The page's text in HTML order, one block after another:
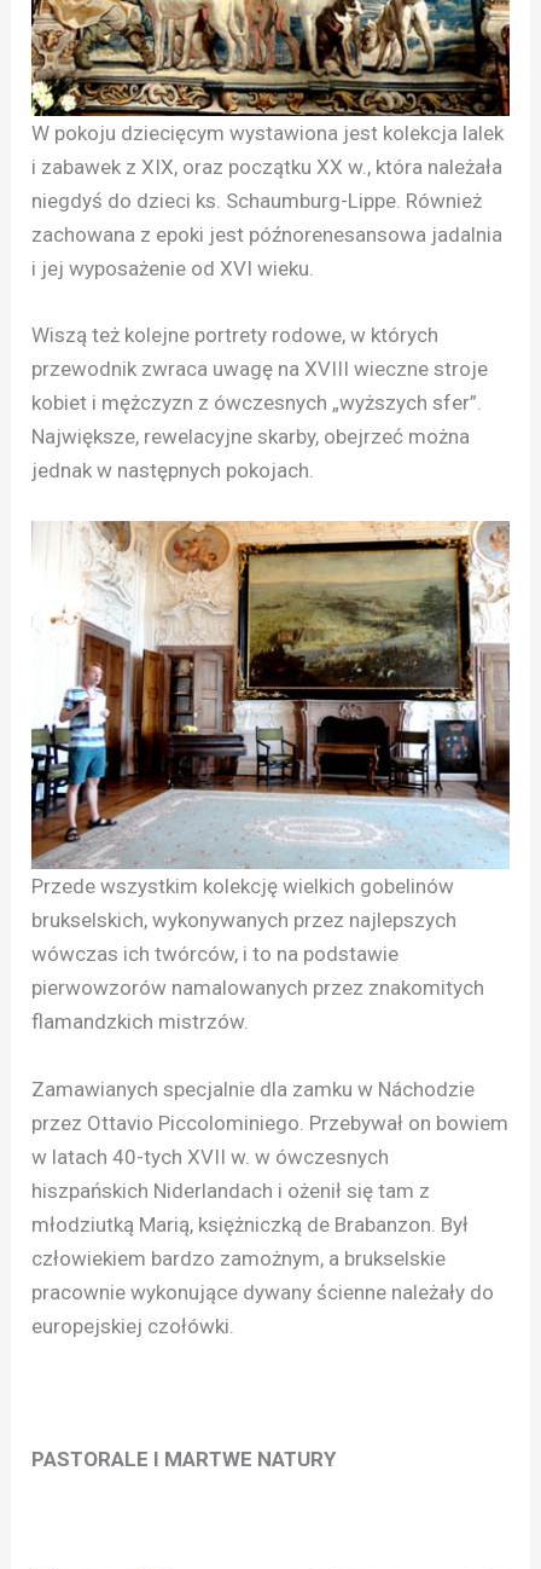
W pokoju dziecięcym wystawiona jest kolekcja lalek
i zabawek z XIX, oraz początku XX w., która należała
niegdyś do dzieci ks. Schaumburg-Lippe. Również
zachowana z epoki jest późnorenesansowa jadalnia
i jej wyposażenie od XVI wieku.
Wiszą też kolejne portrety rodowe, w których
przewodnik zwraca uwagę na XVIII wieczne stroje
kobiet i mężczyzn z ówczesnych „wyższych sfer”.
Największe, rewelacyjne skarby, obejrzeć można
jednak w następnych pokojach.
Przede wszystkim kolekcję wielkich gobelinów
brukselskich, wykonywanych przez najlepszych
wówczas ich twórców, i to na podstawie
pierwowzorów namalowanych przez znakomitych
flamandzkich mistrzów.
Zamawianych specjalnie dla zamku w Náchodzie
przez Ottavio Piccolominiego. Przebywał on bowiem
w latach 40-tych XVII w. w ówczesnych
hiszpańskich Niderlandach i ożenił się tam z
młodziutką Marią, księżniczką de Brabanzon. Był
człowiekiem bardzo zamożnym, a brukselskie
pracownie wykonujące dywany ścienne należały do
europejskiej czołówki.
PASTORALE I MARTWE NATURY